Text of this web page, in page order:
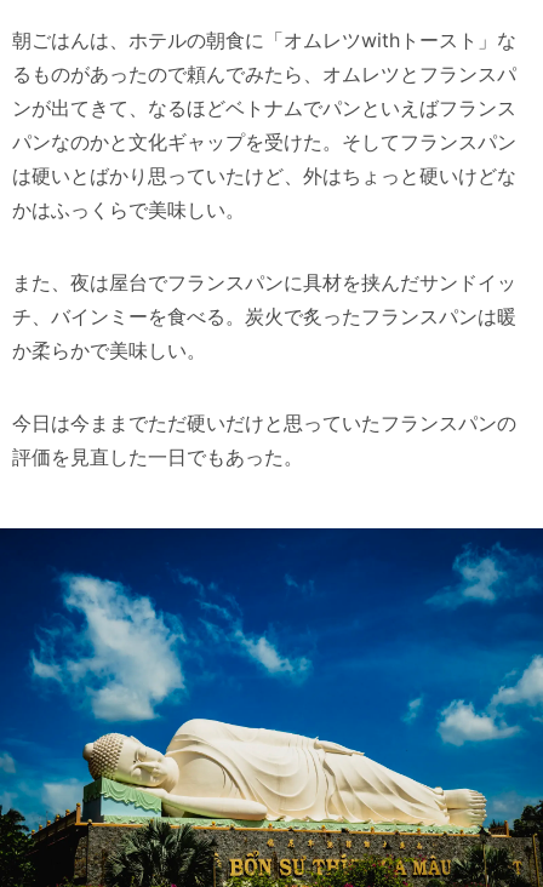
朝ごはんは、ホテルの朝食に「オムレツwithトースト」な
るものがあったので頼んでみたら、オムレツとフランスパ
ンが出てきて、なるほどベトナムでパンといえばフランス
パンなのかと文化ギャップを受けた。そしてフランスパン
は硬いとばかり思っていたけど、外はちょっと硬いけどな
かはふっくらで美味しい。
また、夜は屋台でフランスパンに具材を挟んだサンドイッ
チ、バインミーを食べる。炭火で炙ったフランスパンは暖
か柔らかで美味しい。
今日は今ままでただ硬いだけと思っていたフランスパンの
評価を見直した一日でもあった。